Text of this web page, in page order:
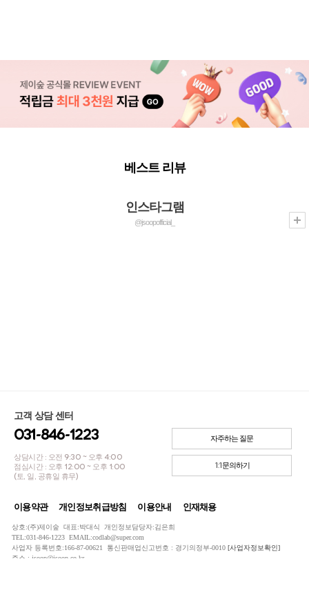
베스트 리뷰
인스타그램
@jsoopofficial_
고객 상담 센터
031-846-1223
상담시간 : 오전 9:30 ~ 오후 4:00
점심시간 : 오후 12:00 ~ 오후 1:00
(토, 일, 공휴일 휴무)
자주하는 질문
1:1문의하기
이용약관 개인정보취급방침 이용안내 인재채용
상호:(주)제이숲 대표:박대식 개인정보담당자:김은희
TEL:031-846-1223 EMAIL:codlab@super.com
사업자 등록번호:166-87-00621 통신판매업신고번호 : 경기의정부-0010 [사업자정보확인]
주소 : jsoop@jsoop.co.kr